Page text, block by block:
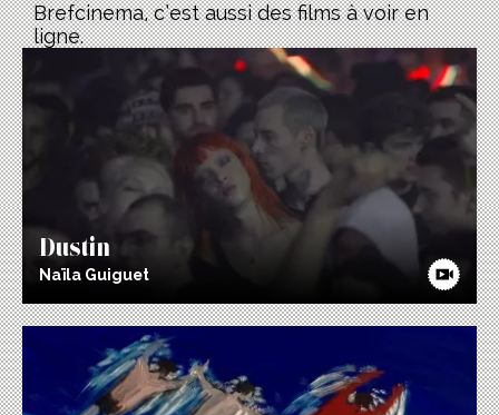
Brefcinema, c’est aussi des films à voir en
ligne.
Dustin
Naïla Guiguet